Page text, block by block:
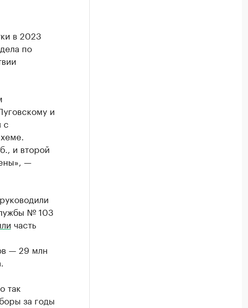
в 2023
по
и
с
и второй
—
№ 103
часть
— 29 млн
так
за годы